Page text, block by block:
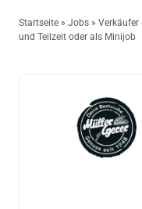
Startseite » Jobs »
und Teilzeit oder als Minijob